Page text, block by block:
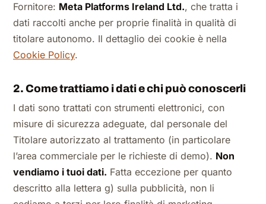
Fornitore: Meta Platforms Ireland Ltd., che tratta i
dati raccolti anche per proprie finalità in qualità di
titolare autonomo. Il dettaglio dei cookie è nella
Cookie Policy.
2. Come trattiamo i dati e chi può conoscerli
I dati sono trattati con strumenti elettronici, con
misure di sicurezza adeguate, dal personale del
Titolare autorizzato al trattamento (in particolare
l’area commerciale per le richieste di demo). Non
vendiamo i tuoi dati. Fatta eccezione per quanto
descritto alla lettera g) sulla pubblicità, non li